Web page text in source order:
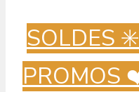
SOLDES
PROMOS